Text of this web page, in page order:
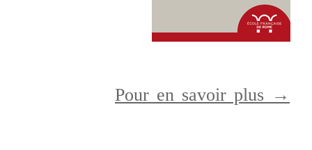
Pour en savoir plus →